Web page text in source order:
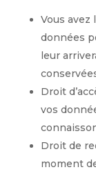
Vous avez
données
leur
Droit
vos
Droit de
moment